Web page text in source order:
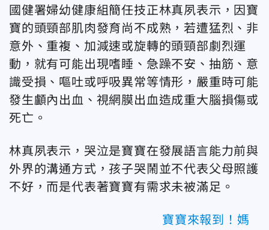
國健署婦幼健康組簡任技正林真夙表示，因寶
寶的頭頸部肌肉發育尚不成熟，若遭猛烈、非
意外、重複、加減速或旋轉的頭頸部劇烈運
動，就有可能出現嗜睡、急躁不安、抽筋、意
識受損、嘔吐或呼吸異常等情形，嚴重時可能
發生顱內出血、視網膜出血造成重大腦損傷或
死亡。
林真夙表示，哭泣是寶寶在發展語言能力前與
外界的溝通方式，孩子哭鬧並不代表父母照護
不好，而是代表著寶寶有需求未被滿足。
寶寶來報到！媽